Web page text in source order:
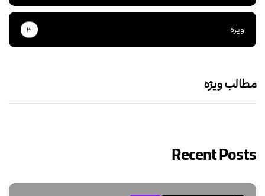
ویژه ۳
مطالب ویژه
Recent Posts